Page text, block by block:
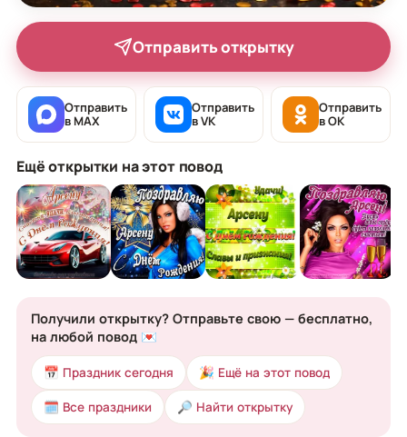
Отправить открытку
Отправить
в MAX
Отправить
в VK
Отправить
в OK
Ещё открытки на этот повод
Получили открытку? Отправьте свою — бесплатно,
на любой повод 💌
📅 Праздник сегодня 🎉 Ещё на этот повод
🗓 Все праздники 🔎 Найти открытку